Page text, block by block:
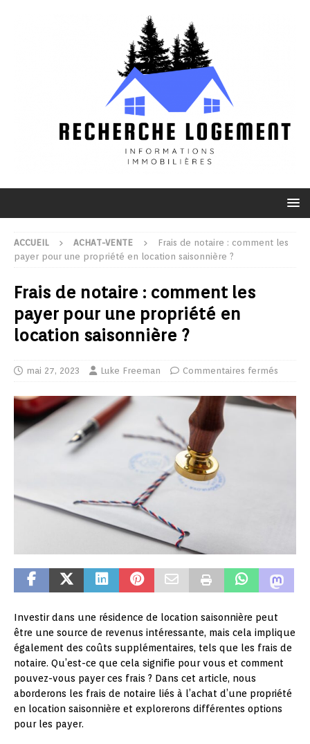
ACCUEIL ACHAT-VENTE
Frais de notaire : comment les
payer pour une propriété en location saisonnière ?
Frais de notaire : comment les
payer pour une propriété en
location saisonnière ?
mai 27, 2023 Luke Freeman Commentaires fermés
Investir dans une résidence de location saisonnière peut
être une source de revenus intéressante, mais cela implique
également des coûts supplémentaires, tels que les frais de
notaire. Qu’est-ce que cela signifie pour vous et comment
pouvez-vous payer ces frais ? Dans cet article, nous
aborderons les frais de notaire liés à l’achat d’une propriété
en location saisonnière et explorerons différentes options
pour les payer.